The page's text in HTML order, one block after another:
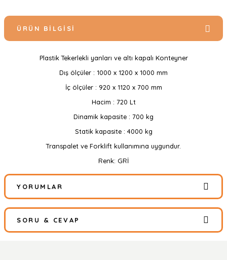
ÜRÜN BILGISI
Plastik Tekerlekli yanları ve altı kapalı Konteyner
Dış ölçüler : 1000 x 1200 x 1000 mm
İç ölçüler : 920 x 1120 x 700 mm
Hacim : 720 Lt
Dinamik kapasite : 700 kg
Statik kapasite : 4000 kg
Transpalet ve Forklift kullanımına uygundur.
Renk: GRİ
YORUMLAR
Bu ürüne ilk yorumu siz yapın!
SORU & CEVAP